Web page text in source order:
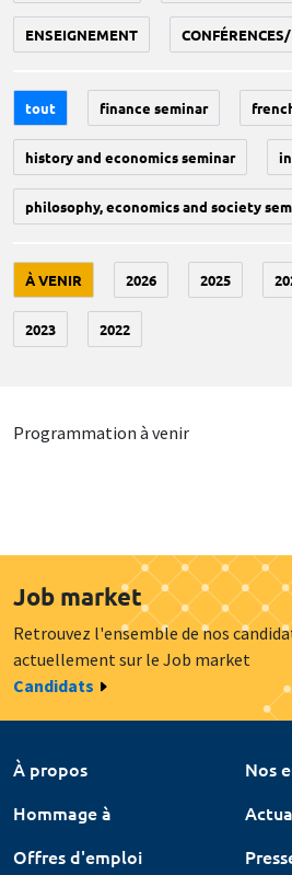
ENSEIGNEMENT
tout finance seminar
history and economics seminar
philosophy, economics and society
À VENIR 2026 2025
2023 2022
Programmation à venir
Job market
Retrouvez l'ensemble de nos
actuellement sur le Job market
Candidats
À propos
Nos
Hommage à
Offres d'emploi